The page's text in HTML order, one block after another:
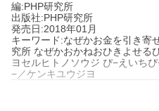
編:PHP研究所
出版社:PHP研究所
発売日:2018年01月
キーワード:なぜかお金を引き寄
究所 なぜかおかねおひきよせる
ヨセルヒトノソウジ ぴ−えいち
−／ケンキユウジヨ